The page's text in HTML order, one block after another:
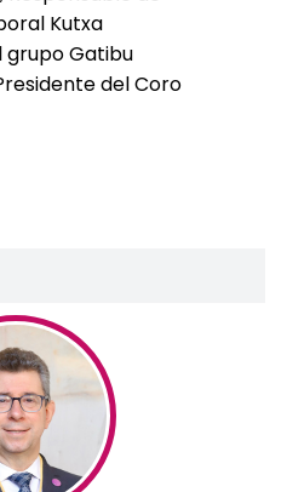
Kutxa
grupo Gatibu
del Coro